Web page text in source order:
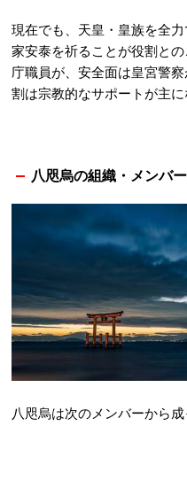
現在でも、天皇・皇族を全
家安泰を祈ることが役割と
庁職員が、安全面は皇宮警
割は宗教的なサポートが主に
八咫烏の組織・メンバー
八咫烏は次のメンバーから成